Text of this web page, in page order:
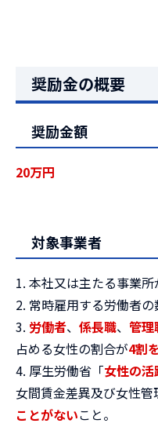
奨励金の概要
奨励金額
20万円
対象事業者
1. 本社又は主たる事業所
2. 常時雇用する労働者の
3. 労働者、 係長職、 管理
占める女性の割合が4割
4. 厚生労働省「女性の
女間賃金差異及び女性管
ことがないこと。